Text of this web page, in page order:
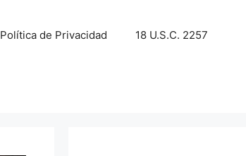
Política de Privacidad 18 U.S.C. 2257